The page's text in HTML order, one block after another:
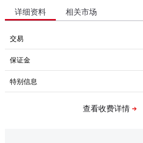
详细资料 相关市场